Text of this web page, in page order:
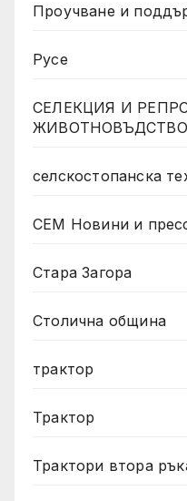
Проучване и
Русе
СЕЛЕКЦИЯ И
селскостопанска
СЕМ Новини и
Стара Загора
Столична община
трактор
Трактор
Трактори втора